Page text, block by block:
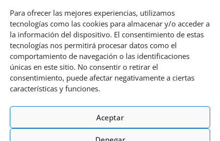
Para ofrecer las mejores experiencias, utilizamos
tecnologías como las cookies para almacenar y/o acceder a
la información del dispositivo. El consentimiento de estas
tecnologías nos permitirá procesar datos como el
comportamiento de navegación o las identificaciones
únicas en este sitio. No consentir o retirar el
consentimiento, puede afectar negativamente a ciertas
características y funciones.
Aceptar
Responsable » Ayuntamiento de Urrea de Jalón. / Finalidad »
enviarte nuestras publicaciones y noticias. / Legitimación »
tu consentimiento. / Destinatarios » solo se realizan
cesiones si existe una obligación legal. / Derechos » podrás
ejercer tus derechos de acceso, rectificación, limitación y
Privacidad.